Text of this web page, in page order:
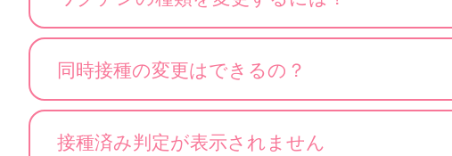
同時接種の変更はできるの？
接種済み判定が表示されません